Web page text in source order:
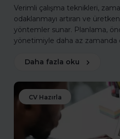
Verimli çalışma teknikleri,
odaklanmayı artıran ve
yöntemler sunar. Planlama,
yönetimiyle daha az zamanda
Daha fazla oku
CV Hazırla